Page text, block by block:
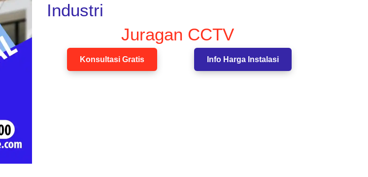
Industri
Juragan CCTV
Konsultasi Gratis Info Harga Instalasi